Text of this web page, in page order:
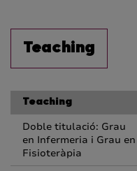
Teaching
Teaching
Doble titulació: Grau
en Infermeria i Grau en
Fisioteràpia